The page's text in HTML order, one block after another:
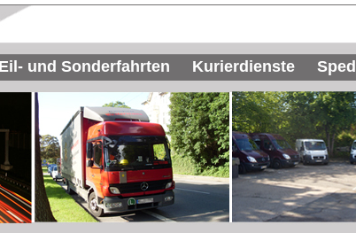
Eil- und Sonderfahrten Kurierdienste